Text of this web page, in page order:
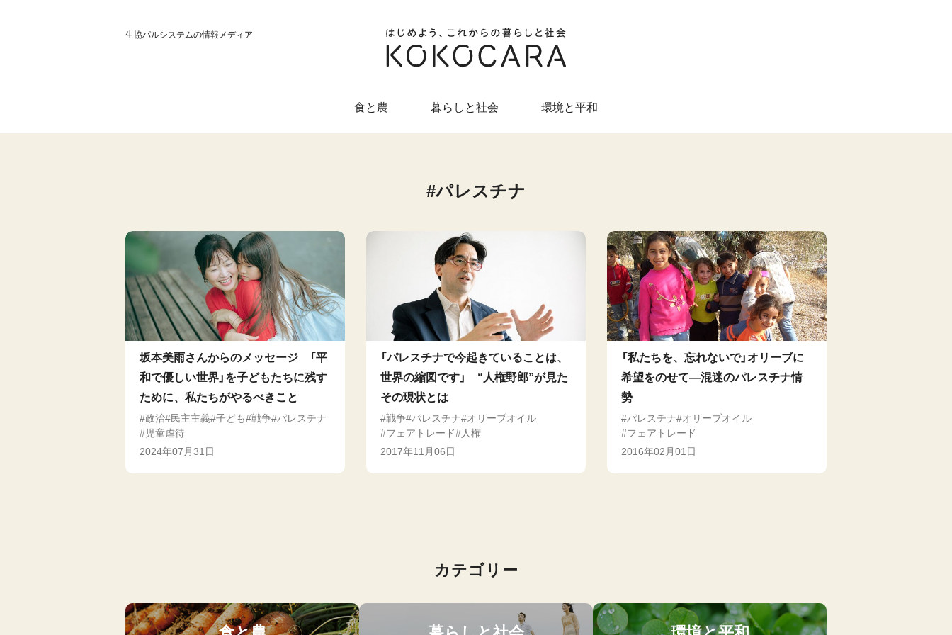
生協パルシステムの情報メディア
食と農 暮らしと社会 環境と平和
パレスチナ
坂本美雨さんからのメッセージ 「平
和で優しい世界」を子どもたちに残す
ために、私たちがやるべきこと
政治 民主主義 子ども 戦争 パレスチナ
児童虐待
2024年07月31日
「パレスチナで今起きていることは、
世界の縮図です」 “人権野郎”が見た
その現状とは
戦争 パレスチナ
オリーブオイル
フェアトレード
人権
2017年11月06日
「私たちを、忘れないで」オリーブに
希望をのせて―混迷のパレスチナ情
勢
パレスチナ
オリーブオイル
フェアトレード
2016年02月01日
カテゴリー